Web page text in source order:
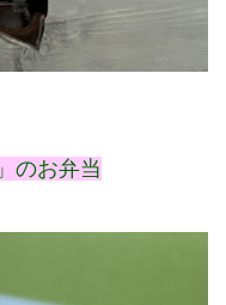
のお弁当